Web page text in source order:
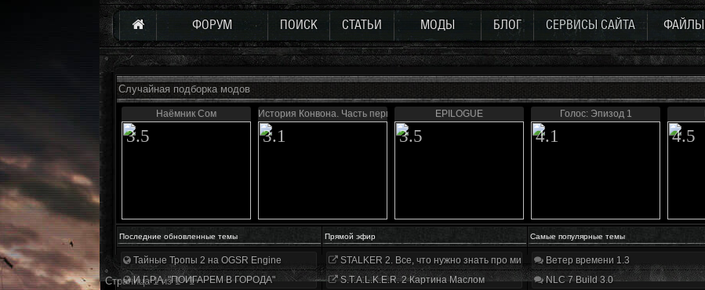
ФОРУМ ПОИСК СТАТЬИ МОДЫ БЛОГ СЕРВИСЫ САЙТА ФАЙЛЫ
Случайная подборка модов
Наёмник Сом
3.5
История Конвона. Часть первая
3.1
EPILOGUE
3.5
Голос: Эпизод 1
4.1 4.5
Последние обновленные темы Прямой эфир Самые популярные темы
Тайные Тропы 2 на OGSR Engine
И.Г.Р.А. "ПОИГАРЕМ В ГОРОДА"
STALKER 2. Все, что нужно знать про мир, геймплей и сюжет | Разбор трейлера
S.T.A.L.K.E.R. 2 Картина Маслом
Ветер времени 1.3
NLC 7 Build 3.0
Страница1из1 1